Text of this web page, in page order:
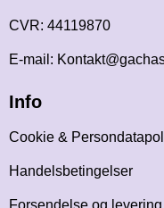
CVR: 44119870
E-mail:
Info
Cookie &
Handelsbetingelser